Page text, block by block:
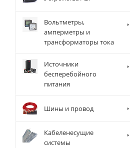
Вольтметры,
амперметры и
трансформаторы тока
Источники
бесперебойного
питания
Шины и провод
Кабеленесущие
системы